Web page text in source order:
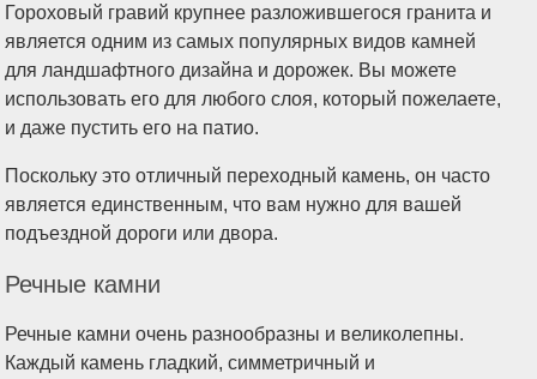
Гороховый гравий крупнее разложившегося гранита и
является одним из самых популярных видов камней
для ландшафтного дизайна и дорожек. Вы можете
использовать его для любого слоя, который пожелаете,
и даже пустить его на патио.
Поскольку это отличный переходный камень, он часто
является единственным, что вам нужно для вашей
подъездной дороги или двора.
Речные камни
Речные камни очень разнообразны и великолепны.
Каждый камень гладкий, симметричный и